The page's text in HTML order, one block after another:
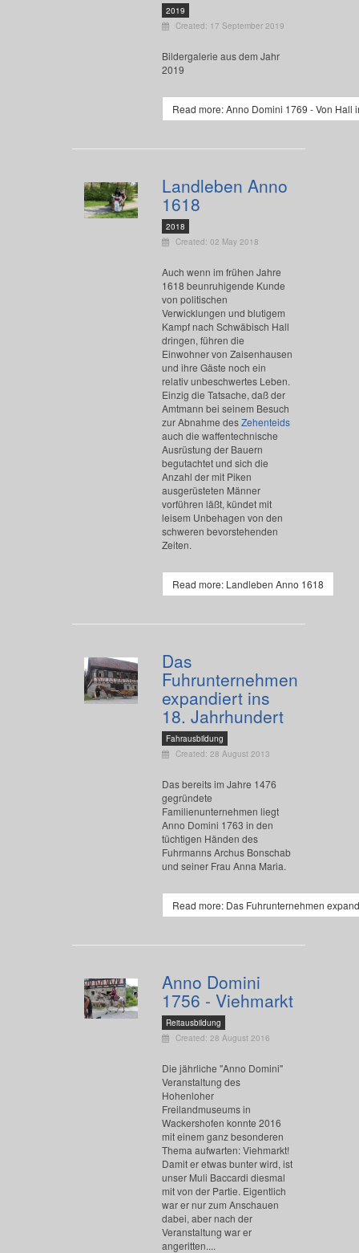
2019
Created: 17 September 2019
Bildergalerie aus dem Jahr
2019
Read more: Anno Domini 1769 - Von Hall
Landleben Anno
1618
2018
Created: 02 May 2018
Auch wenn im frühen Jahre
1618 beunruhigende Kunde
von politischen
Verwicklungen und blutigem
Kampf nach Schwäbisch Hall
dringen, führen die
Einwohner von Zaisenhausen
und ihre Gäste noch ein
relativ unbeschwertes Leben.
Einzig die Tatsache, daß der
Amtmann bei seinem Besuch
zur Abnahme desZehenteids
auch die waffentechnische
Ausrüstung der Bauern
begutachtet und sich die
Anzahl der mit Piken
ausgerüsteten Männer
vorführen läßt, kündet mit
leisem Unbehagen von den
schweren bevorstehenden
Zeiten.
Read more: Landleben Anno 1618
Das
Fuhrunternehmen
expandiert ins
18. Jahrhundert
Fahrausbildung
Created: 28 August 2013
Das bereits im Jahre 1476
gegründete
Familienunternehmen liegt
Anno Domini 1763 in den
tüchtigen Händen des
Fuhrmanns Archus Bonschab
und seiner Frau Anna Maria.
Read more: Das Fuhrunternehmen
Anno Domini
1756 - Viehmarkt
Reitausbildung
Created: 28 August 2016
Die jährliche "Anno Domini"
Veranstaltung des
Hohenloher
Freilandmuseums in
Wackershofen konnte 2016
mit einem ganz besonderen
Thema aufwarten: Viehmarkt!
Damit er etwas bunter wird, ist
unser Muli Baccardi diesmal
mit von der Partie. Eigentlich
war er nur zum Anschauen
dabei, aber nach der
Veranstaltung war er
angeritten....